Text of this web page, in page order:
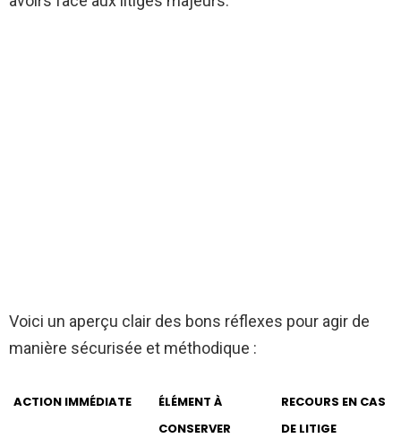
Voici un aperçu clair des bons réflexes pour agir de
manière sécurisée et méthodique :
ACTION IMMÉDIATE
ÉLÉMENT À
CONSERVER
RECOURS EN CAS
DE LITIGE